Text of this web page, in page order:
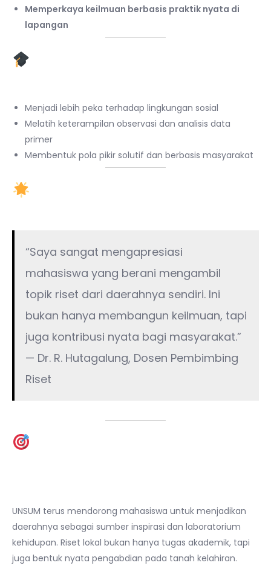
Memperkaya keilmuan berbasis praktik nyata di
lapangan
Menjadi lebih peka terhadap lingkungan sosial
Melatih keterampilan observasi dan analisis data
primer
Membentuk pola pikir solutif dan berbasis masyarakat
“Saya sangat mengapresiasi
mahasiswa yang berani mengambil
topik riset dari daerahnya sendiri. Ini
bukan hanya membangun keilmuan, tapi
juga kontribusi nyata bagi masyarakat.”
— Dr. R. Hutagalung, Dosen Pembimbing
Riset
UNSUM terus mendorong mahasiswa untuk menjadikan
daerahnya sebagai sumber inspirasi dan laboratorium
kehidupan. Riset lokal bukan hanya tugas akademik, tapi
juga bentuk nyata pengabdian pada tanah kelahiran.